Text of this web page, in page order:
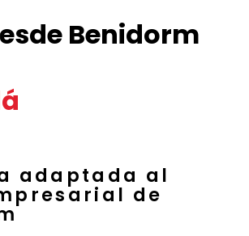
Benidorm
adaptada al
de